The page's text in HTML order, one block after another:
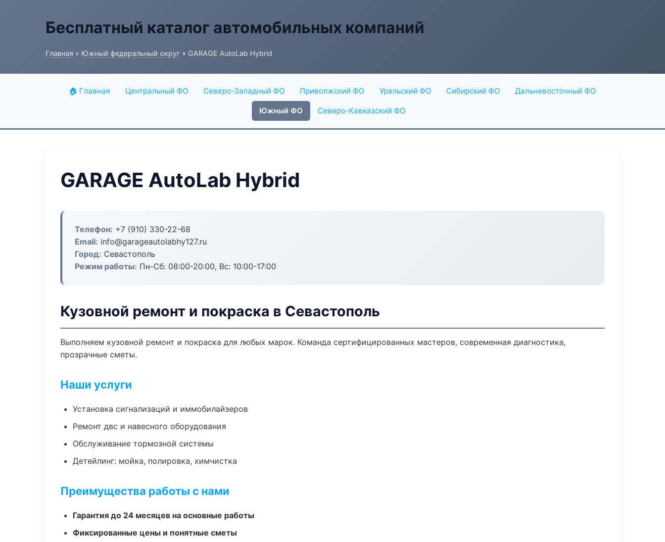
Бесплатный каталог автомобильных компаний
Главная » Южный федеральный округ » GARAGE AutoLab Hybrid
🏠 Главная Центральный ФО Северо-Западный ФО Приволжский ФО Уральский ФО Сибирский ФО Дальневосточный ФО
Южный ФО Северо-Кавказский ФО
GARAGE AutoLab Hybrid
Телефон: +7 (910) 330-22-68
Email: info@garageautolabhy127.ru
Город: Севастополь
Режим работы: Пн-Сб: 08:00-20:00, Вс: 10:00-17:00
Кузовной ремонт и покраска в Севастополь
Выполняем кузовной ремонт и покраска для любых марок. Команда сертифицированных мастеров, современная диагностика,
прозрачные сметы.
Наши услуги
Установка сигнализаций и иммобилайзеров
Ремонт двс и навесного оборудования
Обслуживание тормозной системы
Детейлинг: мойка, полировка, химчистка
Преимущества работы с нами
Гарантия до 24 месяцев на основные работы
Фиксированные цены и понятные сметы